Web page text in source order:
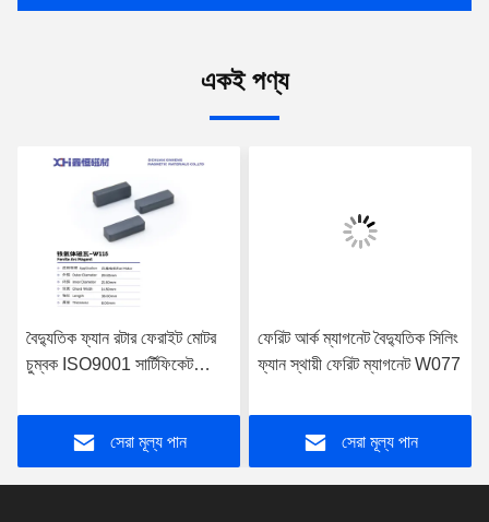
একই পণ্য
বৈদ্যুতিক ফ্যান রটার ফেরাইট মোটর
চুম্বক ISO9001 সার্টিফিকেট
সেরা মূল্য পান
ফেরিট আর্ক ম্যাগনেট বৈদ্যুতিক সিলিং
ফ্যান স্থায়ী ফেরিট ম্যাগনেট W077
সেরা মূল্য পান